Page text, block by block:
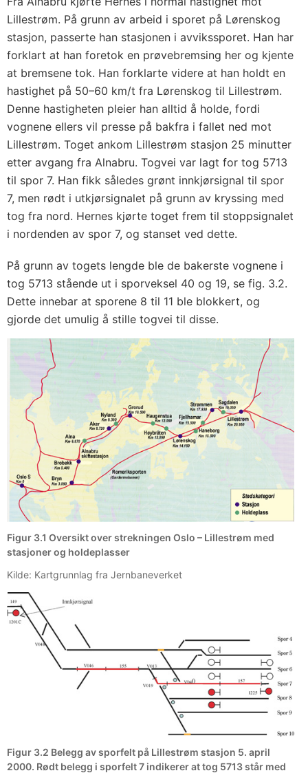
Lillestrøm. På grunn av arbeid i sporet på Lørenskog
stasjon, passerte han stasjonen i avvikssporet. Han har
forklart at han foretok en prøvebremsing her og kjente
at bremsene tok. Han forklarte videre at han holdt en
hastighet på 50–60 km/t fra Lørenskog til Lillestrøm.
Denne hastigheten pleier han alltid å holde, fordi
vognene ellers vil presse på bakfra i fallet ned mot
Lillestrøm. Toget ankom Lillestrøm stasjon 25 minutter
etter avgang fra Alnabru. Togvei var lagt for tog 5713
til spor 7. Han fikk således grønt innkjørsignal til spor
7, men rødt i utkjørsignalet på grunn av kryssing med
tog fra nord. Hernes kjørte toget frem til stoppsignalet
i nordenden av spor 7, og stanset ved dette.
På grunn av togets lengde ble de bakerste vognene i
tog 5713 stående ut i sporveksel 40 og 19, se fig. 3.2.
Dette innebar at sporene 8 til 11 ble blokkert, og
gjorde det umulig å stille togvei til disse.
Figur 3.1 Oversikt over strekningen Oslo – Lillestrøm med
stasjoner og holdeplasser
Kilde: Kartgrunnlag fra Jernbaneverket
Figur 3.2 Belegg av sporfelt på Lillestrøm stasjon 5. april
2000. Rødt belegg i sporfelt 7 indikerer at tog 5713 står med